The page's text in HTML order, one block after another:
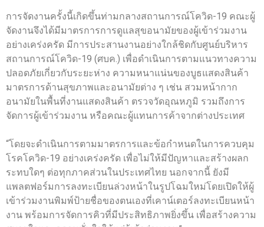
การจัดงานครั้งนี้เกิดขึ้นท่ามกลางสถานการณ์โควิด-19 คณะผู้
จัดงานจึงได้มีมาตรการการดูแลสุขอนามัยของผู้เข้าร่วมงาน
อย่างเคร่งครัด มีการประสานงานอย่างใกล้ชิดกับศูนย์บริหาร
สถานการณ์โควิด-19 (ศบค.) เพื่อดำเนินการตามแนวทางความ
ปลอดภัยเกี่ยวกับระยะห่าง ความหนาแน่นของบูธแสดงสินค้า
มาตรการด้านสุขภาพและอนามัยต่าง ๆ เช่น สวมหน้ากาก
อนามัยในพื้นที่งานแสดงสินค้า ตรวจวัดอุณหภูมิ รวมถึงการ
จัดการผู้เข้าร่วมงาน หรือคณะผู้แทนการค้าจากต่างประเทศ
“โดยจะดำเนินการตามมาตรการและข้อกำหนดในการควบคุม
โรคโควิด-19 อย่างเคร่งครัด เพื่อไม่ให้มีปัญหาและสร้างผลก
ระทบใดๆ ต่อทุกภาคส่วนในประเทศไทย นอกจากนี้ ยังมี
แพลตฟอร์มการลงทะเบียนล่วงหน้าในรูปโฉมใหม่โดยเปิดให้ผู้
เข้าร่วมงานพิมพ์ป้ายชื่อของตนเองที่เคาน์เตอร์ลงทะเบียนหน้า
งาน พร้อมการจัดการคิวที่มีประสิทธิภาพยิ่งขึ้น เพื่อสร้างความ